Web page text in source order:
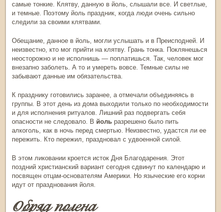
самые тонкие. Клятву, данную в йоль, слышали все. И светлые,
и темные. Поэтому йоль праздник, когда люди очень сильно
следили за своими клятвами.
Обещание, данное в йоль, могли услышать и в Преисподней. И
неизвестно, кто мог прийти на клятву. Грань тонка. Поклянешься
неосторожно и не исполнишь — поплатишься. Так, человек мог
внезапно заболеть. А то и умереть вовсе. Темные силы не
забывают данные им обязательства.
К празднику готовились заранее, а отмечали объединяясь в
группы. В этот день из дома выходили только по необходимости
и для исполнения ритуалов. Лишний раз подвергать себя
опасности не следовало. В йоль разрешено было пить
алкоголь, как в ночь перед смертью. Неизвестно, удастся ли ее
пережить. Кто пережил, праздновал с удвоенной силой.
В этом ликовании кроется исток Дня Благодарения. Этот
поздний христианский вариант сегодня сдвинут по календарю и
посвящен отцам-основателям Америки. Но языческие его корни
идут от празднования йоля.
Обряд полена